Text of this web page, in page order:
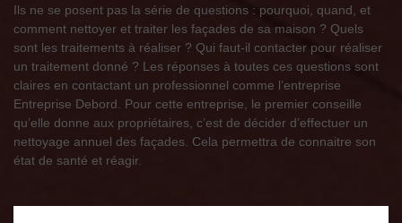
Ils ne se posent pas la série de questions : pourquoi, quand, et
comment nettoyer et traiter les façades de sa maison ? Quels
sont les traitements à réaliser ? Qui faut-il contacter pour réaliser
un traitement donné ? Les réponses à toutes ces questions sont
claires en contactant un professionnel comme l’entreprise
Entreprise Debord. Pour cette entreprise, le premier conseille
qu’elle donne aux propriétaires, c’est de décider d’effectuer un
nettoyage annuel des façades. Cela permettra de connaitre son
état de santé et réagir.